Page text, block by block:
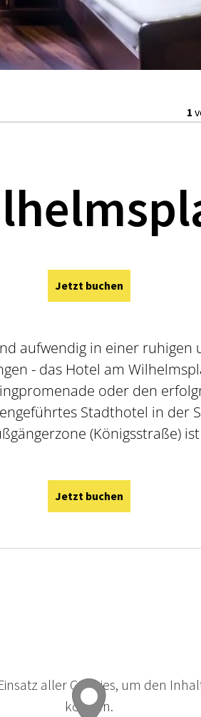
1
Jetzt buchen
aufwendig in einer ruhigen
- das Hotel am
oder den
Stadthotel in der
(Königsstraße)
Jetzt buchen
aller Cookies, um den
können.